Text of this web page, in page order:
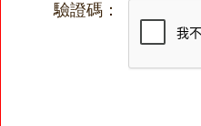
驗證碼：